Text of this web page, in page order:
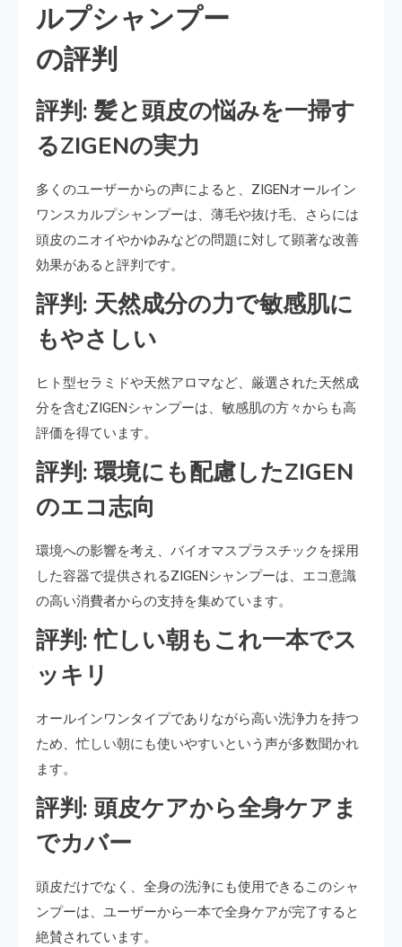
ルプシャンプー
の評判
評判: 髪と頭皮の悩みを一掃す
るZIGENの実力
多くのユーザーからの声によると、ZIGENオールイン
ワンスカルプシャンプーは、薄毛や抜け毛、さらには
頭皮のニオイやかゆみなどの問題に対して顕著な改善
効果があると評判です。
評判: 天然成分の力で敏感肌に
もやさしい
ヒト型セラミドや天然アロマなど、厳選された天然成
分を含むZIGENシャンプーは、敏感肌の方々からも高
評価を得ています。
評判: 環境にも配慮したZIGEN
のエコ志向
環境への影響を考え、バイオマスプラスチックを採用
した容器で提供されるZIGENシャンプーは、エコ意識
の高い消費者からの支持を集めています。
評判: 忙しい朝もこれ一本でス
ッキリ
オールインワンタイプでありながら高い洗浄力を持つ
ため、忙しい朝にも使いやすいという声が多数聞かれ
ます。
評判: 頭皮ケアから全身ケアま
でカバー
頭皮だけでなく、全身の洗浄にも使用できるこのシャ
ンプーは、ユーザーから一本で全身ケアが完了すると
絶賛されています。